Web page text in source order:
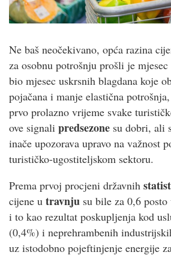
Ne baš neočekivano, opća razina
za osobnu potrošnju prošli je
bio mjesec uskrsnih blagdana koje
pojačana i manje elastična
prvo prolazno vrijeme svake
ove signali predsezone su dobri, ali
inače upozorava upravo na važnost
turističko-ugostiteljskom sektoru.
Prema prvoj procjeni državnih
cijene u travnju su bile za 0,6
i to kao rezultat poskupljenja kod
(0,4%) i neprehrambenih
uz istodobno pojeftinjenje energije